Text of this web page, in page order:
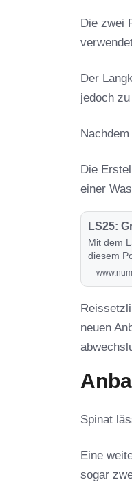
Die zwei
Der
jedoch
Die
einer
LS25:
Mit dem
diesem
neuen
Spinat
Eine
sogar